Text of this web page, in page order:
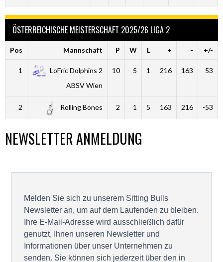
ÖSTERREICHISCHE MEISTERSCHAFT 2025/26 LIGA 2
Pos Mannschaft P W L + - +/-
1
LoFric Dolphins 2
ABSV Wien
10 5 1 216 163 53
2 Rolling Bones 2 1 5 163 216 -53
NEWSLETTER ANMELDUNG
Melden Sie sich zu unserem Sitting Bulls
Newsletter an, um auf dem Laufenden zu bleiben.
Ihre E-Mail-Adresse wird ausschließlich dafür
genutzt, Ihnen unseren Newsletter und
Informationen über unser Unternehmen zu
senden. Sie können sich jederzeit über den in